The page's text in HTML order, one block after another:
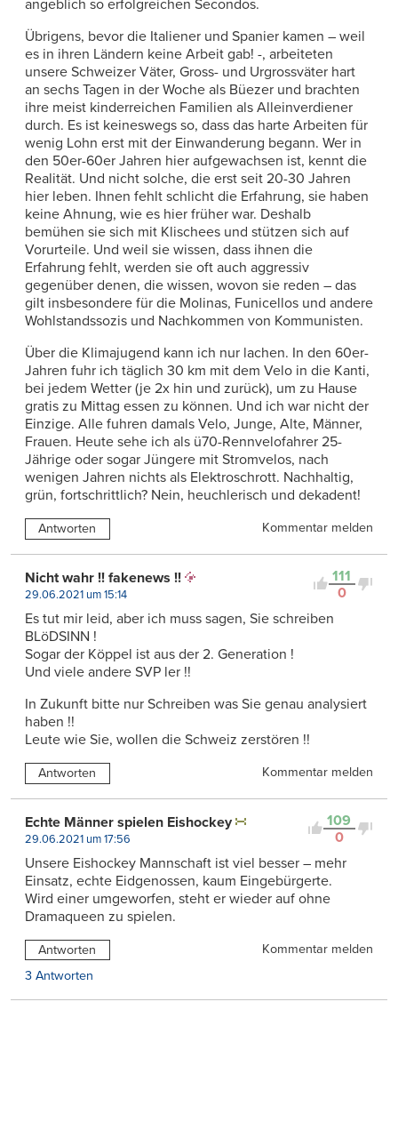
angeblich so erfolgreichen Secondos.
Übrigens, bevor die Italiener und Spanier kamen – weil
es in ihren Ländern keine Arbeit gab! -, arbeiteten
unsere Schweizer Väter, Gross- und Urgrossväter hart
an sechs Tagen in der Woche als Büezer und brachten
ihre meist kinderreichen Familien als Alleinverdiener
durch. Es ist keineswegs so, dass das harte Arbeiten für
wenig Lohn erst mit der Einwanderung begann. Wer in
den 50er-60er Jahren hier aufgewachsen ist, kennt die
Realität. Und nicht solche, die erst seit 20-30 Jahren
hier leben. Ihnen fehlt schlicht die Erfahrung, sie haben
keine Ahnung, wie es hier früher war. Deshalb
bemühen sie sich mit Klischees und stützen sich auf
Vorurteile. Und weil sie wissen, dass ihnen die
Erfahrung fehlt, werden sie oft auch aggressiv
gegenüber denen, die wissen, wovon sie reden – das
gilt insbesondere für die Molinas, Funicellos und andere
Wohlstandssozis und Nachkommen von Kommunisten.
Über die Klimajugend kann ich nur lachen. In den 60er-
Jahren fuhr ich täglich 30 km mit dem Velo in die Kanti,
bei jedem Wetter (je 2x hin und zurück), um zu Hause
gratis zu Mittag essen zu können. Und ich war nicht der
Einzige. Alle fuhren damals Velo, Junge, Alte, Männer,
Frauen. Heute sehe ich als ü70-Rennvelofahrer 25-
Jährige oder sogar Jüngere mit Stromvelos, nach
wenigen Jahren nichts als Elektroschrott. Nachhaltig,
grün, fortschrittlich? Nein, heuchlerisch und dekadent!
Antworten Kommentar melden
111
0
Nicht wahr !! fakenews !!
29.06.2021 um 15:14
Es tut mir leid, aber ich muss sagen, Sie schreiben
BLöDSINN !
Sogar der Köppel ist aus der 2. Generation !
Und viele andere SVP ler !!
In Zukunft bitte nur Schreiben was Sie genau analysiert
haben !!
Leute wie Sie, wollen die Schweiz zerstören !!
Antworten Kommentar melden
109
0
Echte Männer spielen Eishockey
29.06.2021 um 17:56
Unsere Eishockey Mannschaft ist viel besser – mehr
Einsatz, echte Eidgenossen, kaum Eingebürgerte.
Wird einer umgeworfen, steht er wieder auf ohne
Dramaqueen zu spielen.
Antworten
Kommentar melden
3 Antworten